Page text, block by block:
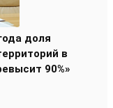
доля
в
90%»